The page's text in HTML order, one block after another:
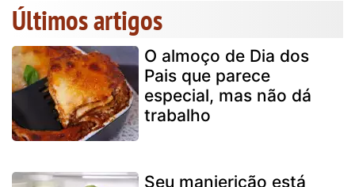
Últimos artigos
O almoço de Dia dos
Pais que parece
especial, mas não dá
trabalho
Seu manjericão está